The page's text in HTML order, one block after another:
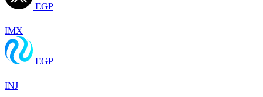
EGP
IMX
EGP
INJ